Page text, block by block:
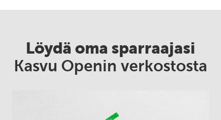
Löydä oma sparraajasi
Kasvu Openin verkostosta